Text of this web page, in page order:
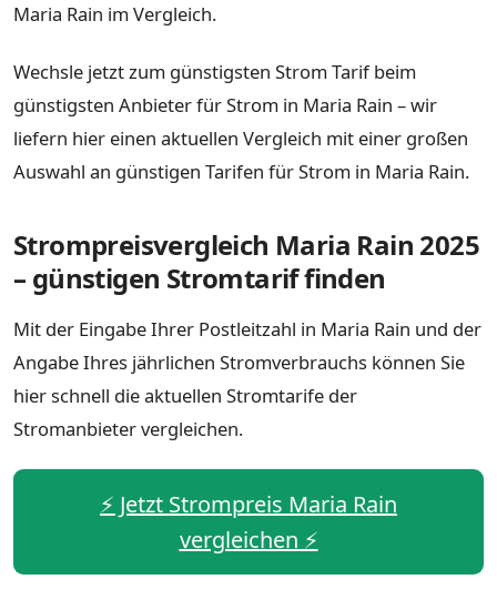
Maria Rain im Vergleich.
Wechsle jetzt zum günstigsten Strom Tarif beim
günstigsten Anbieter für Strom in Maria Rain – wir
liefern hier einen aktuellen Vergleich mit einer großen
Auswahl an günstigen Tarifen für Strom in Maria Rain.
Strompreisvergleich Maria Rain 2025
– günstigen Stromtarif finden
Mit der Eingabe Ihrer Postleitzahl in Maria Rain und der
Angabe Ihres jährlichen Stromverbrauchs können Sie
hier schnell die aktuellen Stromtarife der
Stromanbieter vergleichen.
⚡️ Jetzt Strompreis Maria Rain
vergleichen ⚡️